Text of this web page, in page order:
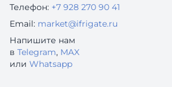
Телефон: +7 928 270 90 41
Email: market@ifrigate.ru
Напишите нам
в Telegram, MAX
или Whatsapp